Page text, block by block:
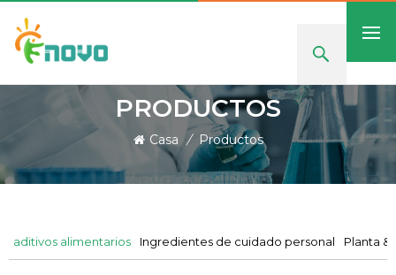
PRODUCTOS
Casa / Productos
aditivos alimentarios Ingredientes de cuidado personal Planta &